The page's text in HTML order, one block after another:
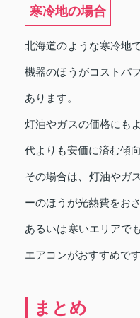
寒冷地の場合
北海道のような寒冷地
機器のほうがコストパ
あります。
灯油やガスの価格にも
代よりも安価に済む傾
その場合は、灯油やガ
ーのほうが光熱費をお
あるいは寒いエリアで
エアコンがおすすめです
まとめ